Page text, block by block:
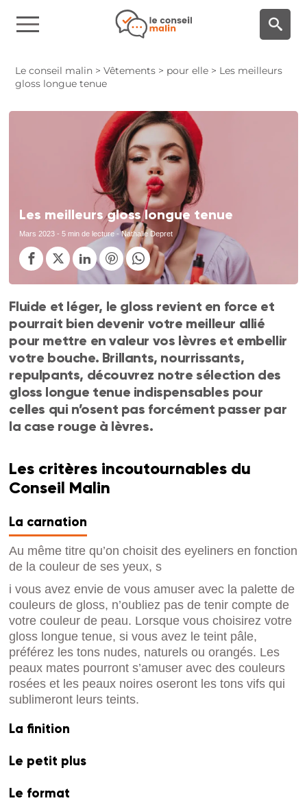
Le conseil malin >Vêtements > pour elle > Les meilleurs
gloss longue tenue
Les meilleurs gloss longue tenue
Mars 2023 - 5 min de lecture - Nathalie Depret
Fluide et léger, le gloss revient en force et
pourrait bien devenir votre meilleur allié
pour mettre en valeur vos lèvres et embellir
votre bouche. Brillants, nourrissants,
repulpants, découvrez notre sélection des
gloss longue tenue indispensables pour
celles qui n’osent pas forcément passer par
la case rouge à lèvres.
Les critères incoutournables du
Conseil Malin
La carnation
Au même titre qu’on choisit deseyeliners en fonction
de la couleur de ses yeux, s
i vous avez envie de vous amuser avec la palette de
couleurs de gloss, n’oubliez pas de tenir compte de
votre couleur de peau. Lorsque vous choisirez votre
gloss longue tenue, si vous avez le teint pâle,
préférez les tons nudes, naturels ou orangés. Les
peaux mates pourront s’amuser avec des couleurs
rosées et les peaux noires oseront les tons vifs qui
sublimeront leurs teints.
La finition
Le petit plus
Le format